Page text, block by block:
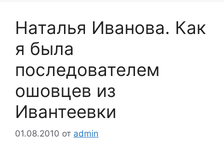
Наталья Иванова. Как
я была
последователем
ошовцев из
Ивантеевки
01.08.2010 от admin